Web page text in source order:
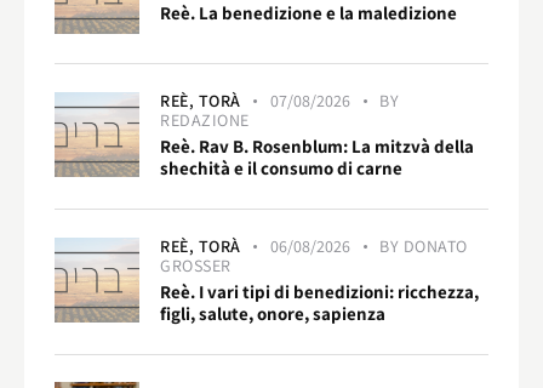
Reè. La benedizione e la maledizione
REÈ, TORÀ 07/08/2026
BY
REDAZIONE
Reè. Rav B. Rosenblum: La mitzvà della
shechità e il consumo di carne
REÈ, TORÀ 06/08/2026 BY DONATO
GROSSER
Reè. I vari tipi di benedizioni: ricchezza,
figli, salute, onore, sapienza